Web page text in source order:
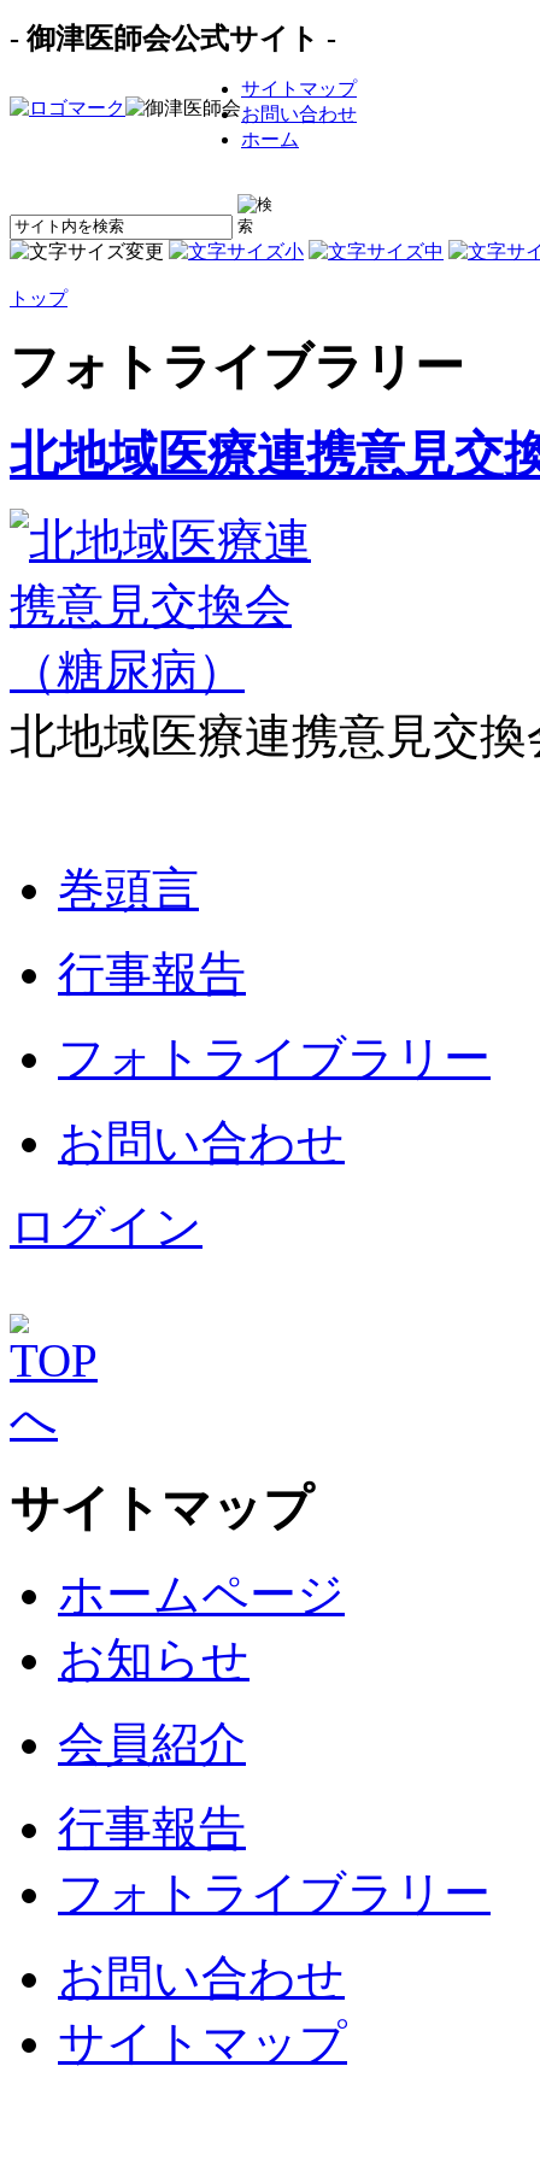
- 御津医師会公式サイト -
サイトマップ
お問い合わせ
ホーム
トップ
フォトライブラリー
北地域医療連携意見交
北地域医療連携意見交
巻頭言
行事報告
フォトライブラリー
お問い合わせ
ログイン
サイトマップ
ホームページ
お知らせ
会員紹介
行事報告
フォトライブラリー
お問い合わせ
サイトマップ